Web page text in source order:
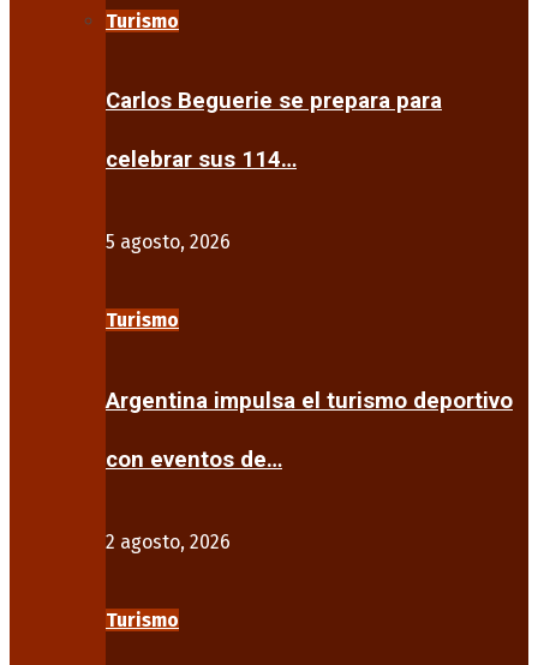
Turismo
Carlos Beguerie se prepara para
celebrar sus 114…
5 agosto, 2026
Turismo
Argentina impulsa el turismo deportivo
con eventos de…
2 agosto, 2026
Turismo